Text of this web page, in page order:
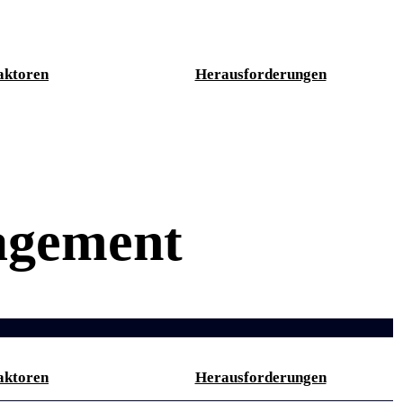
Herausforderungen
Herausforderungen